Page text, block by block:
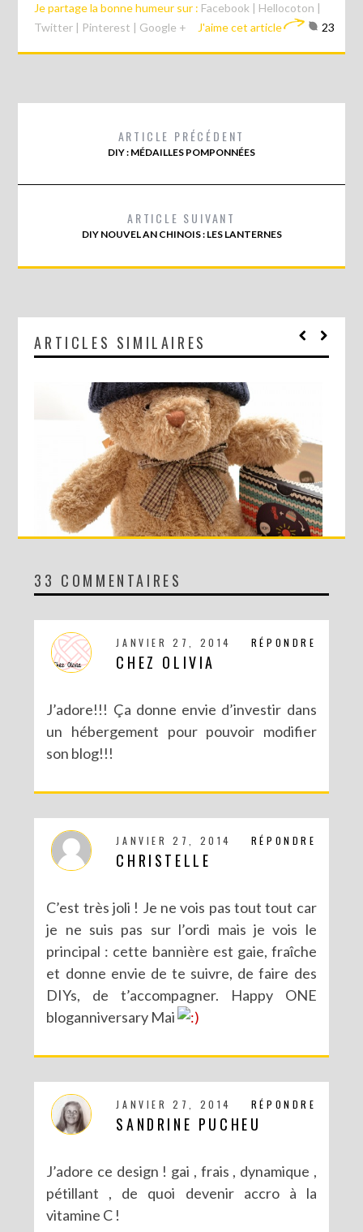
Je partage la bonne humeur sur : Facebook | Hellocoton |
Twitter | Pinterest | Google + J'aime cet article 23
ARTICLE PRÉCÉDENT
DIY : MÉDAILLES POMPONNÉES
ARTICLE SUIVANT
DIY NOUVEL AN CHINOIS : LES LANTERNES
ARTICLES SIMILAIRES
CONCOURS AVEC SERGENT MAJOR
CONCOURS : UN AN D’ABONNEMENT AU MAGAZINE CRÉATIVE
CONCOURS POUR PÂQUES AVEC SERGENT MAJOR
33 COMMENTAIRES
RÉPONDRE
JANVIER 27, 2014
CHEZ OLIVIA
J’adore!!! Ça donne envie d’investir dans
un hébergement pour pouvoir modifier
son blog!!!
RÉPONDRE
JANVIER 27, 2014
CHRISTELLE
C’est très joli ! Je ne vois pas tout tout car
je ne suis pas sur l’ordi mais je vois le
principal : cette bannière est gaie, fraîche
et donne envie de te suivre, de faire des
DIYs, de t’accompagner. Happy ONE
bloganniversary Mai
RÉPONDRE
JANVIER 27, 2014
SANDRINE PUCHEU
J’adore ce design ! gai , frais , dynamique ,
pétillant , de quoi devenir accro à la
vitamine C !